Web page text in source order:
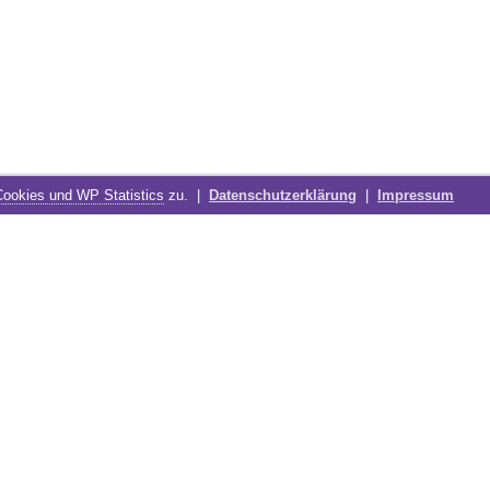
und WP Statistics zu. | Datenschutzerklärung Impressum